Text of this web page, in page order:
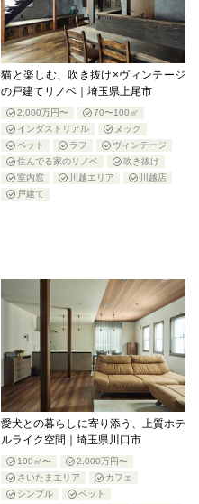
猫と楽しむ、吹き抜け×ヴィンテージ
の戸建てリノベ｜埼玉県上尾市
2,000万円〜
70〜100㎡
インダストリアル
ヌック
ペット
ラフ
ヴィンテージ
住んでる家のリノベ
吹き抜け
室内窓
川越エリア
川越店
戸建て
愛犬との暮らしに寄り添う、上質ホテ
ルライク空間｜埼玉県川口市
100㎡〜
2,000万円〜
さいたまエリア
カフェ
シンプル
ペット